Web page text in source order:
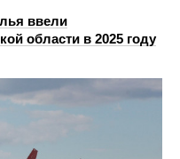
ввели
области в 2025 году